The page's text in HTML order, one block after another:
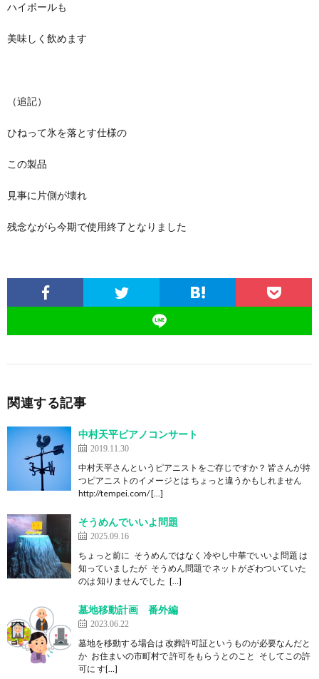
ハイボールも
美味しく飲めます
（追記）
ひねって氷を落とす仕様の
この製品
見事に片側が壊れ
残念ながら今期で使用終了となりました
関連する記事
中村天平ピアノコンサート
2019.11.30
中村天平さんというピアニストをご存じですか？ 皆さんが持
つピアニストのイメージとは ちょっと違うかもしれません
http://tempei.com/ […]
そうめんでいいよ問題
2025.09.16
ちょっと前に そうめんではなく 冷やし中華でいいよ問題 は
知っていましたが そうめん問題で ネットがざわついていた
のは 知りませんでした […]
墓地移動計画 番外編
2023.06.22
墓地を移動する場合は 改葬許可証というものが必要なんだと
か お住まいの市町村で 許可をもらうとのこと そしてこの許
可に す[…]